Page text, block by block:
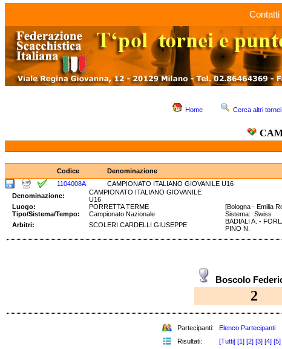
Contatti
Home Cerca altri tornei
Codice Denominazione
1104008A
CAMPIONATO ITALIANO GIOVANILE U16
Denominazione:
CAMPIONATO ITALIANO GIOVANILE
U16
Luogo:
PORRETTA TERME
[Bologna - Emilia
Tipo/Sistema/Tempo:
Campionato Nazionale
Sistema: Swiss
Arbitri:
SCOLERI CARDELLI GIUSEPPE
BADIALI A. -
PINO N.
Boscolo
2
Partecipanti: Elenco Partecipanti
Risultati:
[Tutti] [1] [2] [3] [4] [5]